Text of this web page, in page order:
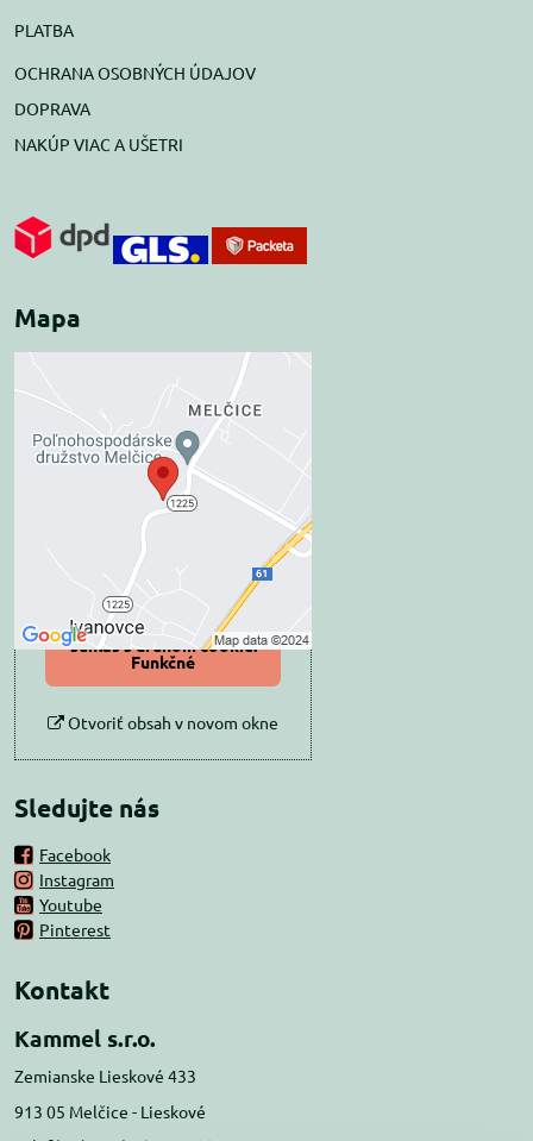
PLATBA
OCHRANA OSOBNÝCH ÚDAJOV
DOPRAVA
NAKÚP VIAC A UŠETRI
Mapa
Externý obsah je
blokovaný Voľbami
súkromia
Prajete si načítať externý obsah?
Povoliť tentokrát
Povoliť a zapamätať -
súhlas s druhom cookie:
Funkčné
Otvoriť obsah v novom okne
Sledujte nás
Facebook
Instagram
Youtube
Pinterest
Kontakt
Kammel s.r.o.
Zemianske Lieskové 433
913 05 Melčice - Lieskové